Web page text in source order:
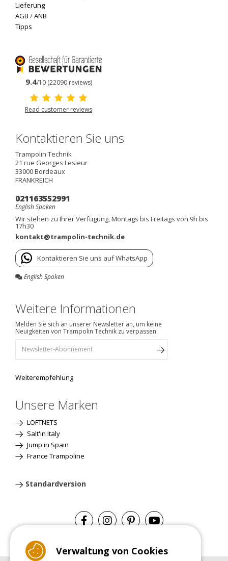
Lieferung
AGB /ANB
Tipps
9.4/10 (22090 reviews)
Read customer reviews
Kontaktieren Sie uns
Trampolin Technik
21 rue Georges Lesieur
33000Bordeaux
FRANKREICH
021163552991
English Spoken
Wir stehen zu Ihrer Verfügung, Montags bis Freitags von 9h bis
17h30
kontakt@trampolin-technik.de
Kontaktieren Sie uns auf WhatsApp
English Spoken
Weitere Informationen
Melden Sie sich an unserer Newsletter an, um keine
Neuigkeiten von Trampolin Technik zu verpassen
Weiterempfehlung
Unsere Marken
LOFTNETS
Salt'in Italy
Jump'in Spain
France Trampoline
Standardversion
Verwaltung von Cookies